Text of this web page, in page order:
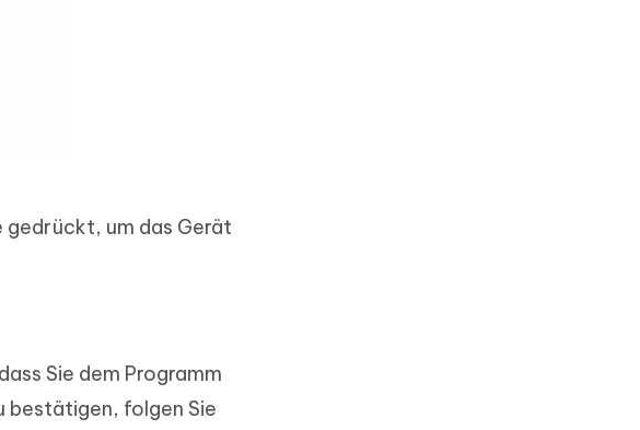
gedrückt, um das Gerät
Sie dem Programm
bestätigen, folgen Sie